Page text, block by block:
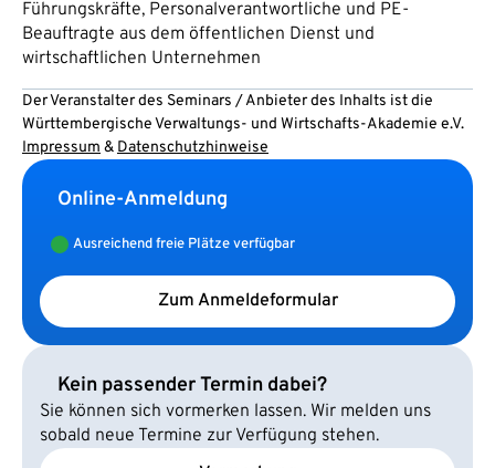
Führungskräfte, Personalverantwortliche und PE-
Beauftragte aus dem öffentlichen Dienst und
wirtschaftlichen Unternehmen
Der Veranstalter des Seminars / Anbieter des Inhalts ist die
Württembergische Verwaltungs- und Wirtschafts-Akademie e.V.
Impressum & Datenschutzhinweise
Online-Anmeldung
Ausreichend freie Plätze verfügbar
Zum Anmeldeformular
Kein passender Termin dabei?
Sie können sich vormerken lassen. Wir melden uns
sobald neue Termine zur Verfügung stehen.